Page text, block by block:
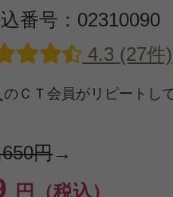
番号：02310090
4.3 (27件)
のＣＴ会員がリピートし
円→
円（税込）